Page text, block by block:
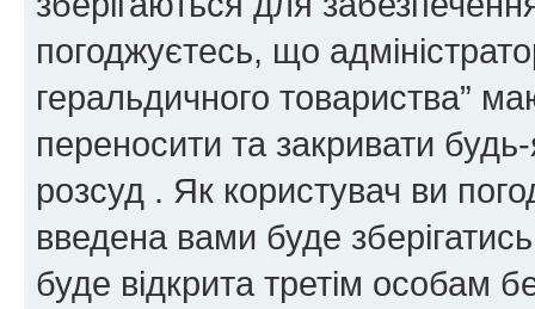
погоджуєтесь, що
геральдичного товариства”
переносити та закривати
розсуд . Як користувач ви
введена вами буде
буде відкрита третім особам